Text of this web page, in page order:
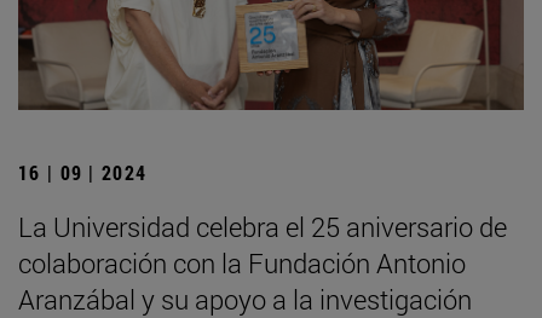
16 | 09 | 2024
La Universidad celebra el 25 aniversario de
colaboración con la Fundación Antonio
Aranzábal y su apoyo a la investigación